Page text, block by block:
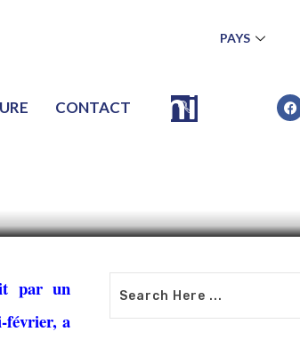
PAYS
CONTACT
à la mi-
par un
février, a